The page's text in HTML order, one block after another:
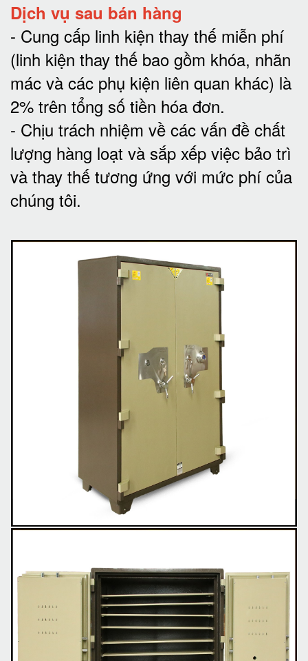
Dịch vụ sau bán hàng
- Cung cấp linh kiện thay thế miễn phí
(linh kiện thay thế bao gồm khóa, nhãn
mác và các phụ kiện liên quan khác) là
2% trên tổng số tiền hóa đơn.
- Chịu trách nhiệm về các vấn đề chất
lượng hàng loạt và sắp xếp việc bảo trì
và thay thế tương ứng với mức phí của
chúng tôi.